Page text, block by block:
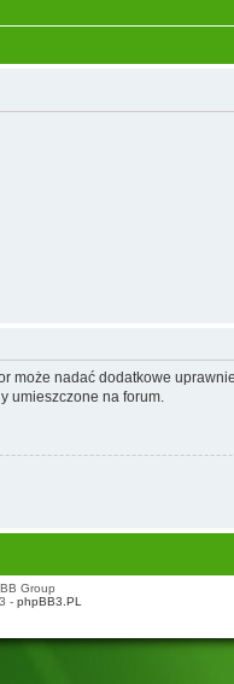
nadać dodatkowe
umieszczone na forum.
Group
- phpBB3.PL